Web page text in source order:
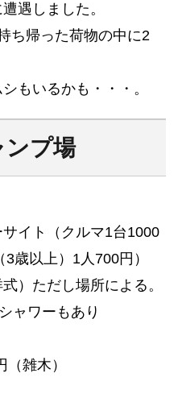
遇しました。
ち帰った荷物の中に2
もいるかも・・・。
ンプ場
イト（クルマ1台1000
歳以上）1人700円）
）ただし場所による。
ャワーもあり
雑木）